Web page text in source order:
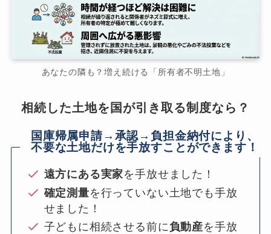
あなたの隣も？増え続ける「所有者不明土地」
相続した土地を国が引き取る制度なら？
国庫帰属申請→承認→負担金納付により、
不要な土地だけを手放すことができます！
遠方にある実家を手放せました！
確定測量を行っていない土地でも手放
せました！
子どもに相続させる前に負動産を手放